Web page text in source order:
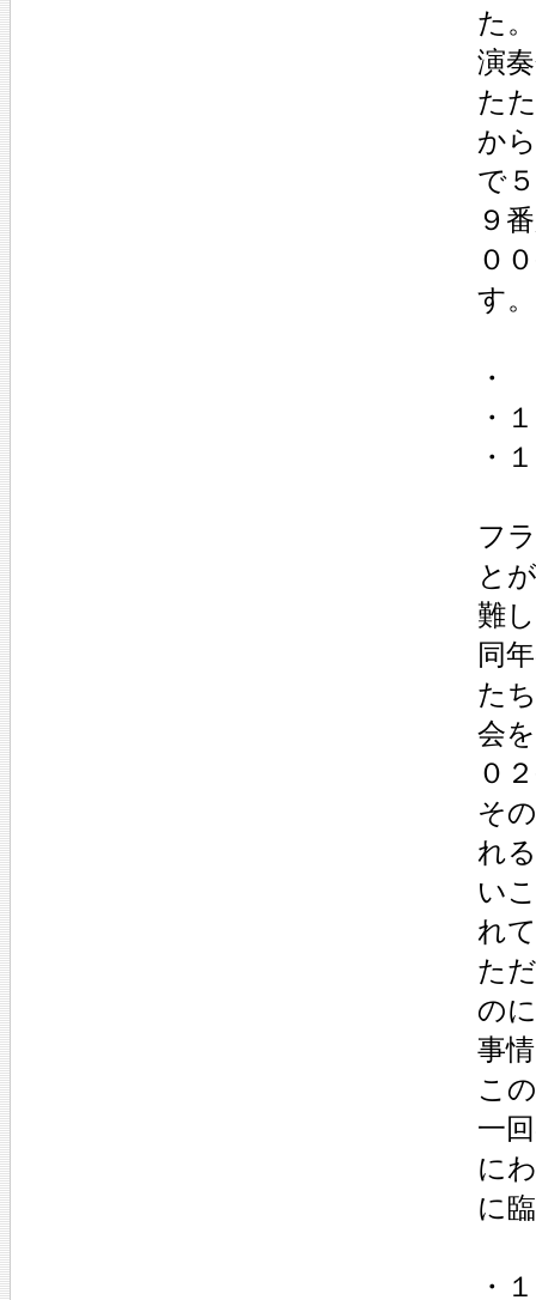
た。
演
た
か
で
９
０
す。
・
・
・
フ
と
難
同
た
会
０
そ
れ
い
れ
た
の
事
こ
一
に
に
・